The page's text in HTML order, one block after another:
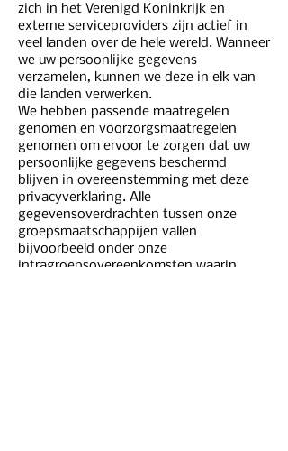
zich in het Verenigd Koninkrijk en
externe serviceproviders zijn actief in
veel landen over de hele wereld. Wanneer
we uw persoonlijke gegevens
verzamelen, kunnen we deze in elk van
die landen verwerken.
We hebben passende maatregelen
genomen en voorzorgsmaatregelen
genomen om ervoor te zorgen dat uw
persoonlijke gegevens beschermd
blijven in overeenstemming met deze
privacyverklaring. Alle
gegevensoverdrachten tussen onze
groepsmaatschappijen vallen
bijvoorbeeld onder onze
intragroepsovereenkomsten waarin